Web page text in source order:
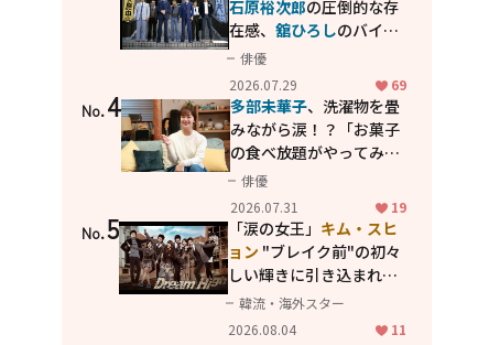
石原裕次郎の圧倒的な存
在感、舘ひろしのバイク
アクション！"大門軍
団"のカッコよさが詰まっ
た「西部警察 PART-II」
俳優
2026.07.29
69
No.4 多部未華子、洗濯物を畳
みながら涙！？「お菓子
の食べ放題がやってみた
い」ハンディファン4台の
暑さ対策も明かす
俳優
2026.07.31
19
No.5 「涙の女王」 キム・スヒ
ョン "ブレイク前"の初々
しい輝きに引き込まれ
る...2PM テギョン
共演の青春名作「ドリー
韓流・海外スター
2026.08.04
11